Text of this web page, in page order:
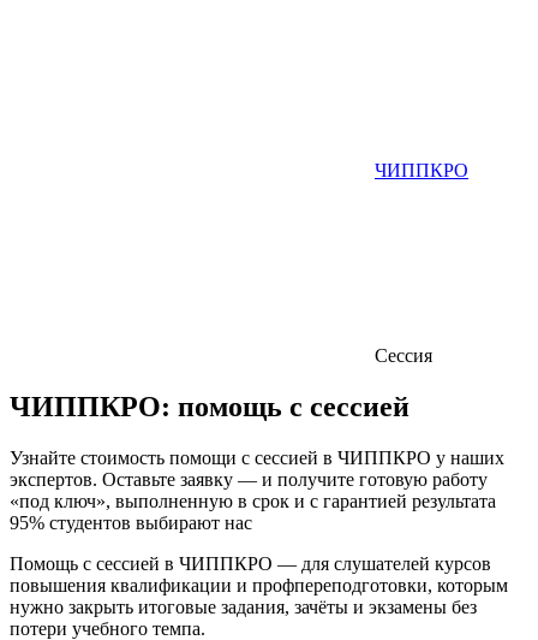
ЧИППКРО
Сессия
ЧИППКРО: помощь с сессией
Узнайте стоимость помощи с сессией в ЧИППКРО у наших
экспертов. Оставьте заявку — и получите готовую работу
«под ключ», выполненную в срок и с гарантией результата
95% студентов выбирают нас
Помощь с сессией в ЧИППКРО — для слушателей курсов
повышения квалификации и профпереподготовки, которым
нужно закрыть итоговые задания, зачёты и экзамены без
потери учебного темпа.